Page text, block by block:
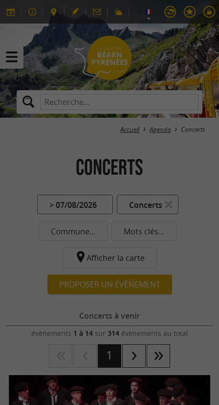
Accueil Agenda Concerts
Concerts
> 07/08/2026 Concerts
Commune... Mots clés...
Afficher la carte
PROPOSER UN ÉVÈNEMENT
Concerts à venir
évènements 1 à 14sur 314évènements au total
1